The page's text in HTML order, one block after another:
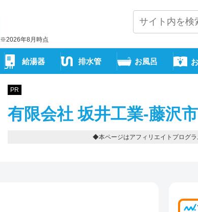
※2026年8月時点
給湯器 排水管 お風呂
PR
有限会社 坂井工業-藤沢市
◆本ページはアフィリエイトプログラ